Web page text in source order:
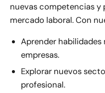
nuevas competencias y
mercado laboral. Con
Aprender
empresas.
Explorar nuevos
profesional.